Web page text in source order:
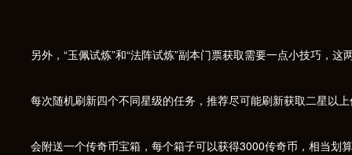
另外，“玉佩试炼”和“法阵试炼”副本门票获取需要一点小技巧，
每次随机刷新四个不同星级的任务，推荐尽可能刷新获取二星以
会附送一个传奇币宝箱，每个箱子可以获得3000传奇币，相当划